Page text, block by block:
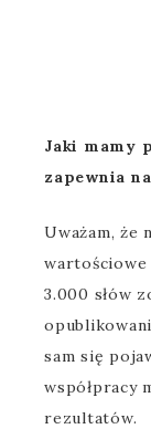
Jaki mamy
zapewnia
Uważam, że
wartościowe
3.000 słów
sam się
współpracy
rezultatów.